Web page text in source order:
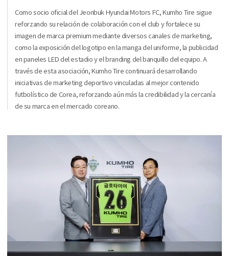
Como socio oficial del Jeonbuk Hyundai Motors FC, Kumho Tire sigue
reforzando su relación de colaboración con el club y fortalece su
imagen de marca premium mediante diversos canales de marketing,
como la exposición del logotipo en la manga del uniforme, la publicidad
en paneles LED del estadio y el branding del banquillo del equipo. A
través de esta asociación, Kumho Tire continuará desarrollando
iniciativas de marketing deportivo vinculadas al mejor contenido
futbolístico de Corea, reforzando aún más la credibilidad y la cercanía
de su marca en el mercado coreano.